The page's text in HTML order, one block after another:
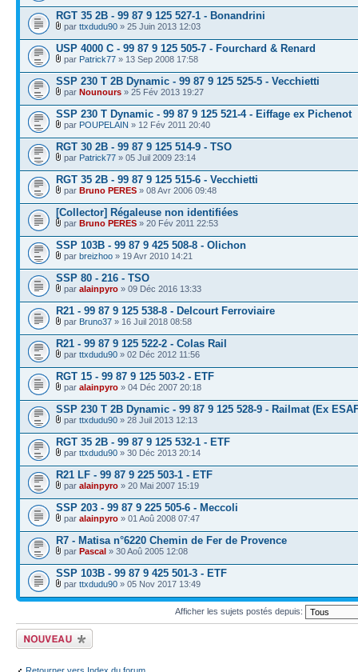
RGT 35 2B - 99 87 9 125 527-1 - Bonandrini
par ttxdudu90 » 25 Juin 2013 12:03
USP 4000 C - 99 87 9 125 505-7 - Fourchard & Renard
par Patrick77 » 13 Sep 2008 17:58
SSP 230 T 2B Dynamic - 99 87 9 125 525-5 - Vecchietti
par Nounours » 25 Fév 2013 19:27
SSP 230 T Dynamic - 99 87 9 125 521-4 - Eiffage ex Pichenot
par POUPELAIN » 12 Fév 2011 20:40
RGT 30 2B - 99 87 9 125 514-9 - TSO
par Patrick77 » 05 Juil 2009 23:14
RGT 35 2B - 99 87 9 125 515-6 - Vecchietti
par Bruno PERES » 08 Avr 2006 09:48
[Collector] Régaleuse non identifiées
par Bruno PERES » 20 Fév 2011 22:53
SSP 103B - 99 87 9 425 508-8 - Olichon
par breizhoo » 19 Avr 2010 14:21
SSP 80 - 216 - TSO
par alainpyro » 09 Déc 2016 13:33
R21 - 99 87 9 125 538-8 - Delcourt Ferroviaire
par Bruno37 » 16 Juil 2018 08:58
R21 - 99 87 9 125 522-2 - Colas Rail
par ttxdudu90 » 02 Déc 2012 11:56
RGT 15 - 99 87 9 125 503-2 - ETF
par alainpyro » 04 Déc 2007 20:18
SSP 230 T 2B Dynamic - 99 87 9 125 528-9 - Railmat (Ex
par ttxdudu90 » 28 Juil 2013 12:13
RGT 35 2B - 99 87 9 125 532-1 - ETF
par ttxdudu90 » 30 Déc 2013 20:14
R21 LF - 99 87 9 225 503-1 - ETF
par alainpyro » 20 Mai 2007 15:19
SSP 203 - 99 87 9 225 505-6 - Meccoli
par alainpyro » 01 Aoû 2008 07:47
R7 - Matisa n°6220 Chemin de Fer de Provence
par Pascal » 30 Aoû 2005 12:08
SSP 103B - 99 87 9 425 501-3 - ETF
par ttxdudu90 » 05 Nov 2017 13:49
Afficher les sujets postés depuis:
Écrire un nouveau
sujet
Retourner vers Index du forum